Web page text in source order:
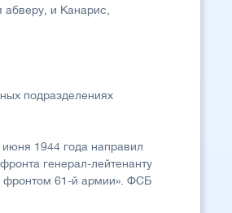
и Канарис,
подразделениях
1944 года направил
генерал-лейтенанту
фронтом 61-й армии». ФСБ